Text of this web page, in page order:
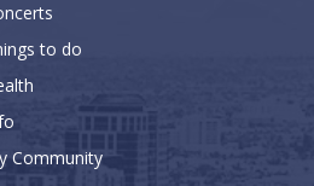
to do
Community